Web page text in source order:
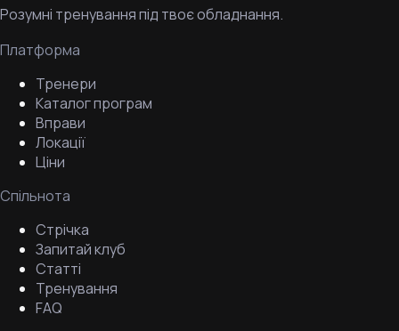
Розумні тренування під твоє обладнання.
Платформа
Тренери
Каталог програм
Вправи
Локації
Ціни
Спільнота
Стрічка
Запитай клуб
Статті
Тренування
FAQ